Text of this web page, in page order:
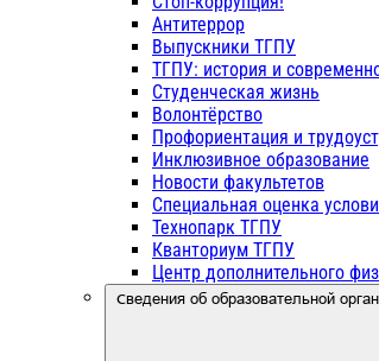
Антитеррор
Выпускники ТГПУ
ТГПУ: история и
Студенческая жизнь
Волонтёрство
Профориентация и
Инклюзивное образование
Новости факультетов
Специальная оценка
Технопарк ТГПУ
Кванториум ТГПУ
Центр дополнительного
Сведения об образовательной